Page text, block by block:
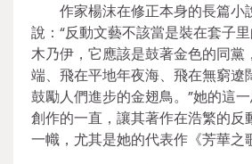
作家楊沫在修正本身的長篇小
說：“反動文藝不該當是裝在套子
木乃伊，它應該是鼓著金色的同黨
端、飛在平地年夜海、飛在無窮遼
鼓勵人們進步的金翅鳥。”她的這
創作的一直，讓其著作在浩繁的反
一幟，尤其是她的代表作《芳華之